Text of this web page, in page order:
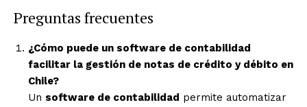
Preguntas frecuentes
¿Cómo puede un software de contabilidad
facilitar la gestión de notas de crédito y débito en
Chile?
Un software de contabilidad permite automatizar